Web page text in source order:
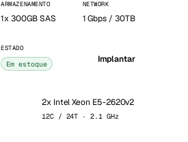
ARMAZENAMENTO
1x 300GB SAS
NETWORK
1 Gbps / 30TB
ESTADO
Em estoque Implantar
2x Intel Xeon E5-2620v2
12C / 24T · 2.1 GHz